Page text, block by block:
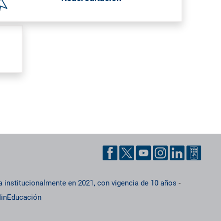
institucionalmente en 2021, con vigencia de 10 años -